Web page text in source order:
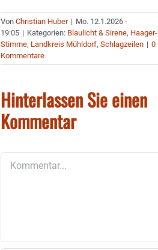
VonChristian Huber | Mo. 12.1.2026 -
19:05 | Kategorien: Blaulicht & Sirene, Haager-
Stimme, Landkreis Mühldorf,Schlagzeilen | 0
Kommentare
Hinterlassen Sie einen
Kommentar